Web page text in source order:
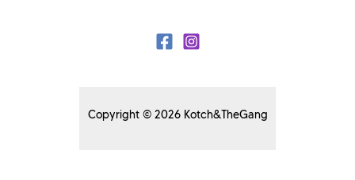
Copyright © 2026 Kotch&TheGang